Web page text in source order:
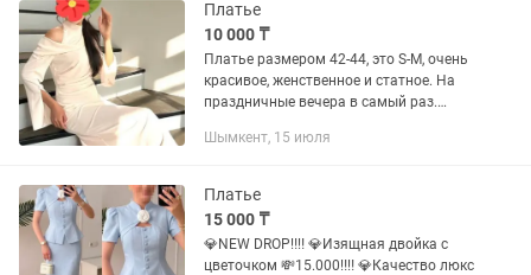
Платье
10 000 ₸
Платье размером 42-44, это S-M, очень
красивое, женственное и статное. На
праздничные вечера в самый раз.
отменное. Цвет айвори. Ткань
Шымкент, 15 июля
Платье
15 000 ₸
💎NEW DROP‼️‼️ 💎Изящная двойка с
цветочком 💸15.000‼️‼️ 💎Качество люкс